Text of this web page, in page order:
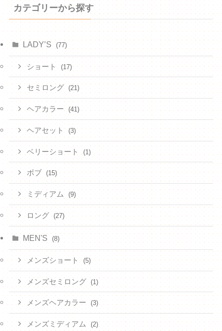
カテゴリーから探す
LADY’S (77)
ショート (17)
セミロング (21)
ヘアカラー (41)
ヘアセット (3)
ベリーショート (1)
ボブ (15)
ミディアム (9)
ロング (27)
MEN'S (8)
メンズショート (5)
メンズセミロング (1)
メンズヘアカラー (3)
メンズミディアム (2)